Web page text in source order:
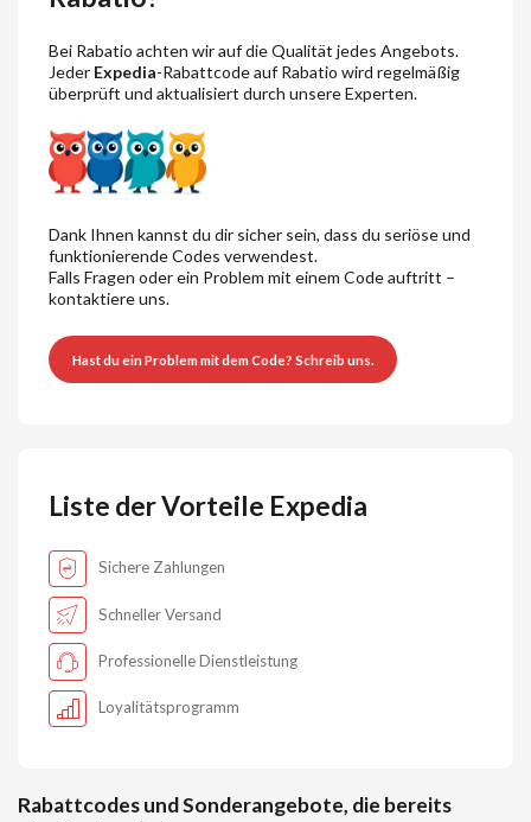
Bei Rabatio achten wir auf die Qualität jedes Angebots.
Jeder Expedia-Rabattcode auf Rabatio wird regelmäßig
überprüft und aktualisiert durch unsere Experten.
Dank Ihnen kannst du dir sicher sein, dass du seriöse und
funktionierende Codes verwendest.
Falls Fragen oder ein Problem mit einem Code auftritt –
kontaktiere uns.
Hast du ein Problem mit dem Code? Schreib uns.
Liste der Vorteile Expedia
Sichere Zahlungen
Schneller Versand
Professionelle Dienstleistung
Loyalitätsprogramm
Rabattcodes und Sonderangebote, die bereits